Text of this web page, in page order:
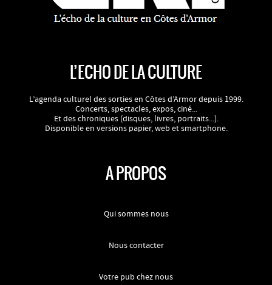
L’ECHO DE LA CULTURE
L’agenda culturel des sorties en Côtes d’Armor depuis 1999.
Concerts, spectacles, expos, ciné...
Et des chroniques (disques, livres, portraits...).
Disponible en versions papier, web et smartphone.
A PROPOS
Qui sommes nous
Nous contacter
Votre pub chez nous